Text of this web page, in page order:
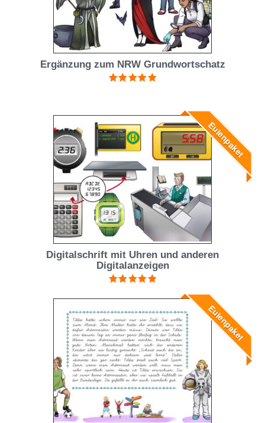
Ergänzung zum NRW Grundwortschatz
Eulenpaket
Digitalschrift mit Uhren und anderen
Digitalanzeigen
5.00von 5 Eulenpaket